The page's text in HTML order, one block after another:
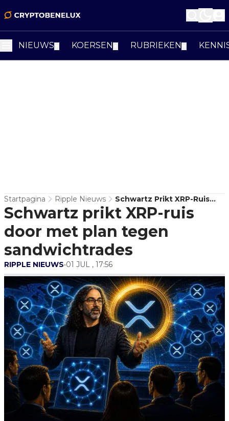
NIEUWS KOERSEN RUBRIEKEN
Startpagina Ripple Nieuws
Schwartz Prikt XRP-Ruis
Door Met Plan Tegen
Sandwichtrades
Schwartz prikt XRP-ruis
door met plan tegen
sandwichtrades
RIPPLE NIEUWS•01 JUL , 17:56